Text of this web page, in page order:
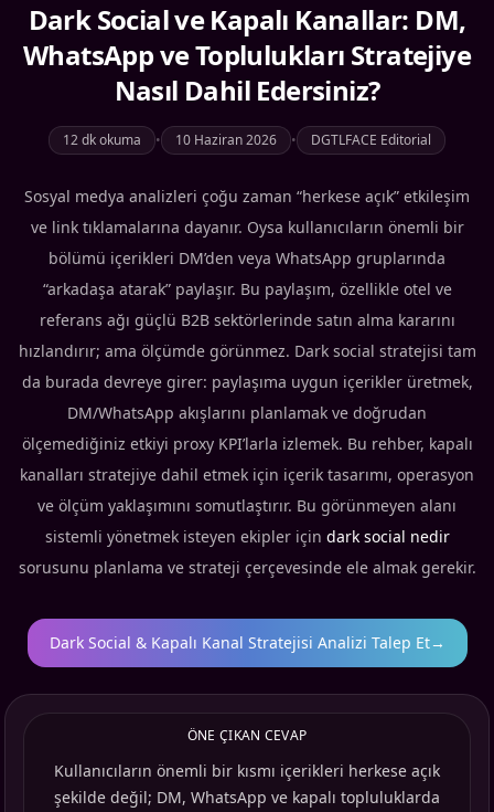
Dark Social ve Kapalı Kanallar: DM,
WhatsApp ve Toplulukları Stratejiye
Nasıl Dahil Edersiniz?
12 dk okuma • 10 Haziran 2026 • DGTLFACE Editorial
Sosyal medya analizleri çoğu zaman “herkese açık” etkileşim
ve link tıklamalarına dayanır. Oysa kullanıcıların önemli bir
bölümü içerikleri DM’den veya WhatsApp gruplarında
“arkadaşa atarak” paylaşır. Bu paylaşım, özellikle otel ve
referans ağı güçlü B2B sektörlerinde satın alma kararını
hızlandırır; ama ölçümde görünmez. Dark social stratejisi tam
da burada devreye girer: paylaşıma uygun içerikler üretmek,
DM/WhatsApp akışlarını planlamak ve doğrudan
ölçemediğiniz etkiyi proxy KPI’larla izlemek. Bu rehber, kapalı
kanalları stratejiye dahil etmek için içerik tasarımı, operasyon
ve ölçüm yaklaşımını somutlaştırır. Bu görünmeyen alanı
sistemli yönetmek isteyen ekipler için dark social nedir
sorusunu planlama ve strateji çerçevesinde ele almak gerekir.
Dark Social & Kapalı Kanal Stratejisi Analizi Talep Et→
ÖNE ÇIKAN CEVAP
Kullanıcıların önemli bir kısmı içerikleri herkese açık
şekilde değil; DM, WhatsApp ve kapalı topluluklarda